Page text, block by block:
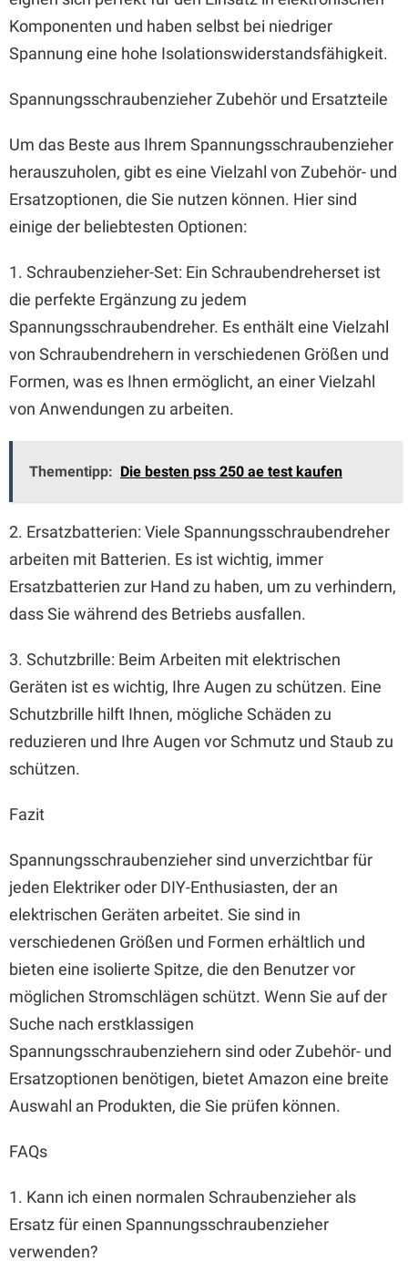
Komponenten und haben selbst bei niedriger
Spannung eine hohe Isolationswiderstandsfähigkeit.
Spannungsschraubenzieher Zubehör und Ersatzteile
Um das Beste aus Ihrem Spannungsschraubenzieher
herauszuholen, gibt es eine Vielzahl von Zubehör- und
Ersatzoptionen, die Sie nutzen können. Hier sind
einige der beliebtesten Optionen:
1. Schraubenzieher-Set: Ein Schraubendreherset ist
die perfekte Ergänzung zu jedem
Spannungsschraubendreher. Es enthält eine Vielzahl
von Schraubendrehern in verschiedenen Größen und
Formen, was es Ihnen ermöglicht, an einer Vielzahl
von Anwendungen zu arbeiten.
Thementipp: Die besten pss 250 ae test kaufen
2. Ersatzbatterien: Viele Spannungsschraubendreher
arbeiten mit Batterien. Es ist wichtig, immer
Ersatzbatterien zur Hand zu haben, um zu verhindern,
dass Sie während des Betriebs ausfallen.
3. Schutzbrille: Beim Arbeiten mit elektrischen
Geräten ist es wichtig, Ihre Augen zu schützen. Eine
Schutzbrille hilft Ihnen, mögliche Schäden zu
reduzieren und Ihre Augen vor Schmutz und Staub zu
schützen.
Fazit
Spannungsschraubenzieher sind unverzichtbar für
jeden Elektriker oder DIY-Enthusiasten, der an
elektrischen Geräten arbeitet. Sie sind in
verschiedenen Größen und Formen erhältlich und
bieten eine isolierte Spitze, die den Benutzer vor
möglichen Stromschlägen schützt. Wenn Sie auf der
Suche nach erstklassigen
Spannungsschraubenziehern sind oder Zubehör- und
Ersatzoptionen benötigen, bietet Amazon eine breite
Auswahl an Produkten, die Sie prüfen können.
FAQs
1. Kann ich einen normalen Schraubenzieher als
Ersatz für einen Spannungsschraubenzieher
verwenden?